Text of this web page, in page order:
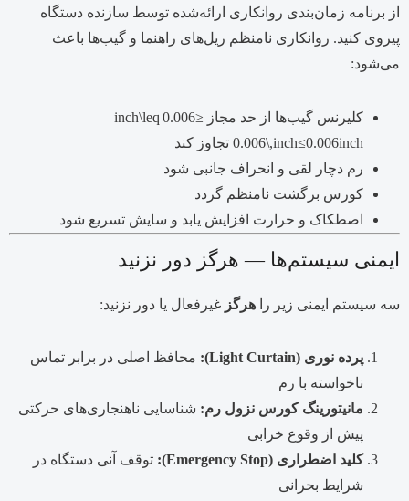
از برنامه زمان‌بندی روانکاری ارائه‌شده توسط سازنده دستگاه
پیروی کنید. روانکاری نامنظم ریل‌های راهنما و گیب‌ها باعث
می‌شود:
کلیرنس گیب‌ها از حد مجاز
≤0.006 inch\leq
0.006\,inch≤0.006inch
تجاوز کند
رم دچار لقی و انحراف جانبی شود
کورس برگشت نامنظم گردد
اصطکاک و حرارت افزایش یابد و سایش تسریع شود
ایمنی سیستم‌ها — هرگز دور نزنید
سه سیستم ایمنی زیر را هرگز غیرفعال یا دور نزنید:
پرده نوری (Light Curtain):
محافظ اصلی در برابر تماس
ناخواسته با رم
مانیتورینگ کورس نزول رم: شناسایی ناهنجاری‌های حرکتی
پیش از وقوع خرابی
کلید اضطراری (Emergency Stop):
توقف آنی دستگاه در
شرایط بحرانی